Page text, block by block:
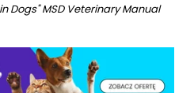
Dogs" MSD Veterinary Manual